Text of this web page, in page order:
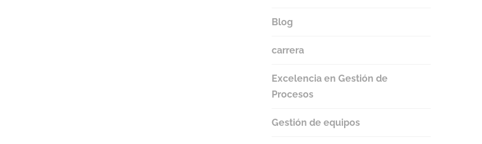
Blog
carrera
Excelencia en Gestión de
Procesos
Gestión de equipos